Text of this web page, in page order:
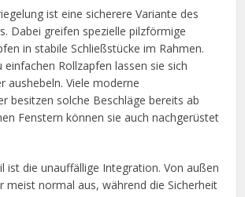
ist eine sicherere Variante des
Dabei greifen spezielle pilzförmige
in stabile Schließstücke im Rahmen.
einfachen Rollzapfen lassen sie sich
aushebeln. Viele moderne
besitzen solche Beschläge bereits ab
Fenstern können sie auch nachgerüstet
ist die unauffällige Integration. Von außen
meist normal aus, während die Sicherheit